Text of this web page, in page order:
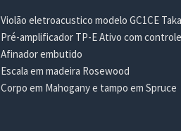
Violão eletroacustico modelo GC1CE
Pré-amplificador TP-E Ativo com
Afinador embutido
Escala em madeira Rosewood
Corpo em Mahogany e tampo em Spruce